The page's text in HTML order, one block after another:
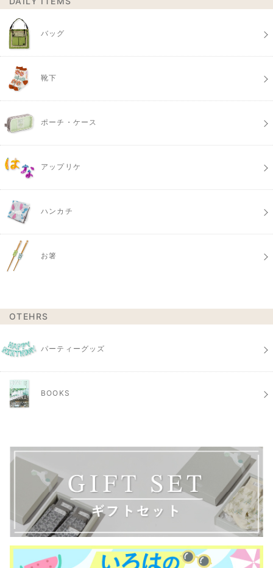
バッグ
靴下
ポーチ・ケース
アップリケ
ハンカチ
お箸
OTEHRS
パーティーグッズ
BOOKS